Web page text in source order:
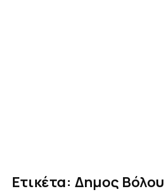
Ετικέτα: Δημος Βόλου